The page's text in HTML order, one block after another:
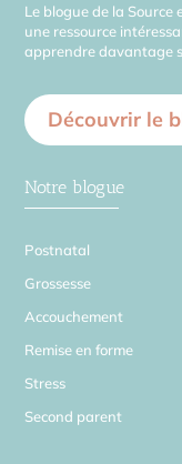
Le blogue de la Source
une ressource
apprendre davantage
Découvrir le
Notre blogue
Postnatal
Grossesse
Accouchement
Remise en forme
Stress
Second parent